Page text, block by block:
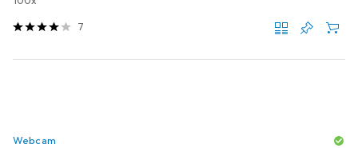
7
Webcam